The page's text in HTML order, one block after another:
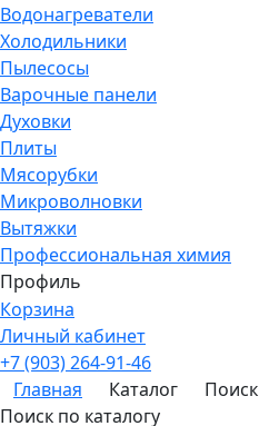
Водонагреватели
Холодильники
Пылесосы
Варочные панели
Духовки
Плиты
Мясорубки
Микроволновки
Вытяжки
Профессиональная химия
Профиль
Корзина
Личный кабинет
+7 (903) 264-91-46
Главная
Каталог Поиск
Поиск по каталогу